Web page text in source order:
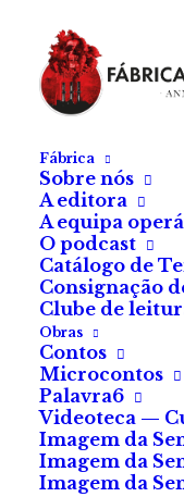
Fábrica
Sobre nós
A editora
A equipa
O podcast
Catálogo de
Consignação
Clube de
Obras
Contos
Microcontos
Palavra6
Videoteca —
Imagem da
Imagem da
Imagem da
Ordenar
Ordenar
Ordenar
A